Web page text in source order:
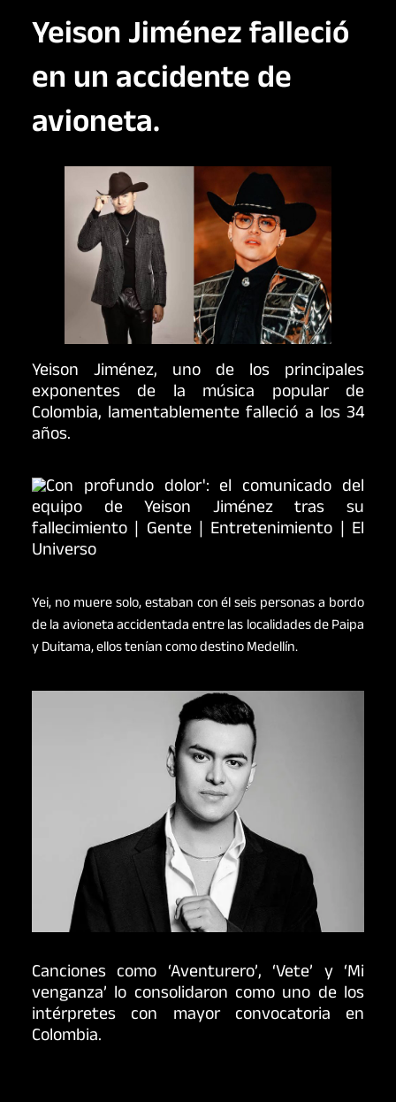
Yeison Jiménez falleció
en un accidente de
avioneta.
Yeison Jiménez, uno de los principales
exponentes de la música popular de
Colombia, lamentablemente falleció a los 34
años.
Yei, no muere solo, estaban con él seis personas a bordo
de la avioneta accidentada entre las localidades de Paipa
y Duitama, ellos tenían como destino Medellín.
Canciones como ‘Aventurero’, ‘Vete’ y ‘Mi
venganza’ lo consolidaron como uno de los
intérpretes con mayor convocatoria en
Colombia.